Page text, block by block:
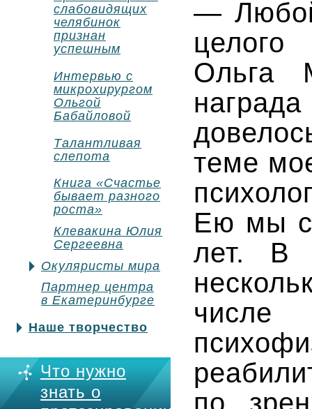
слабовидящих
челябинок
признан
успешным
Интервью с
микрохирургом
Ольгой
Бабайловой
Талантливая
слепота
Книга «Счастье
бывает разного
роста»
Клевакина Юлия
Сергеевна
Окуляристы мира
Партнер центра
в Екатеринбурге
Наше творчество
Что нужно
знать о
—
Ольга
теме
Ею мы с
лет. В
по